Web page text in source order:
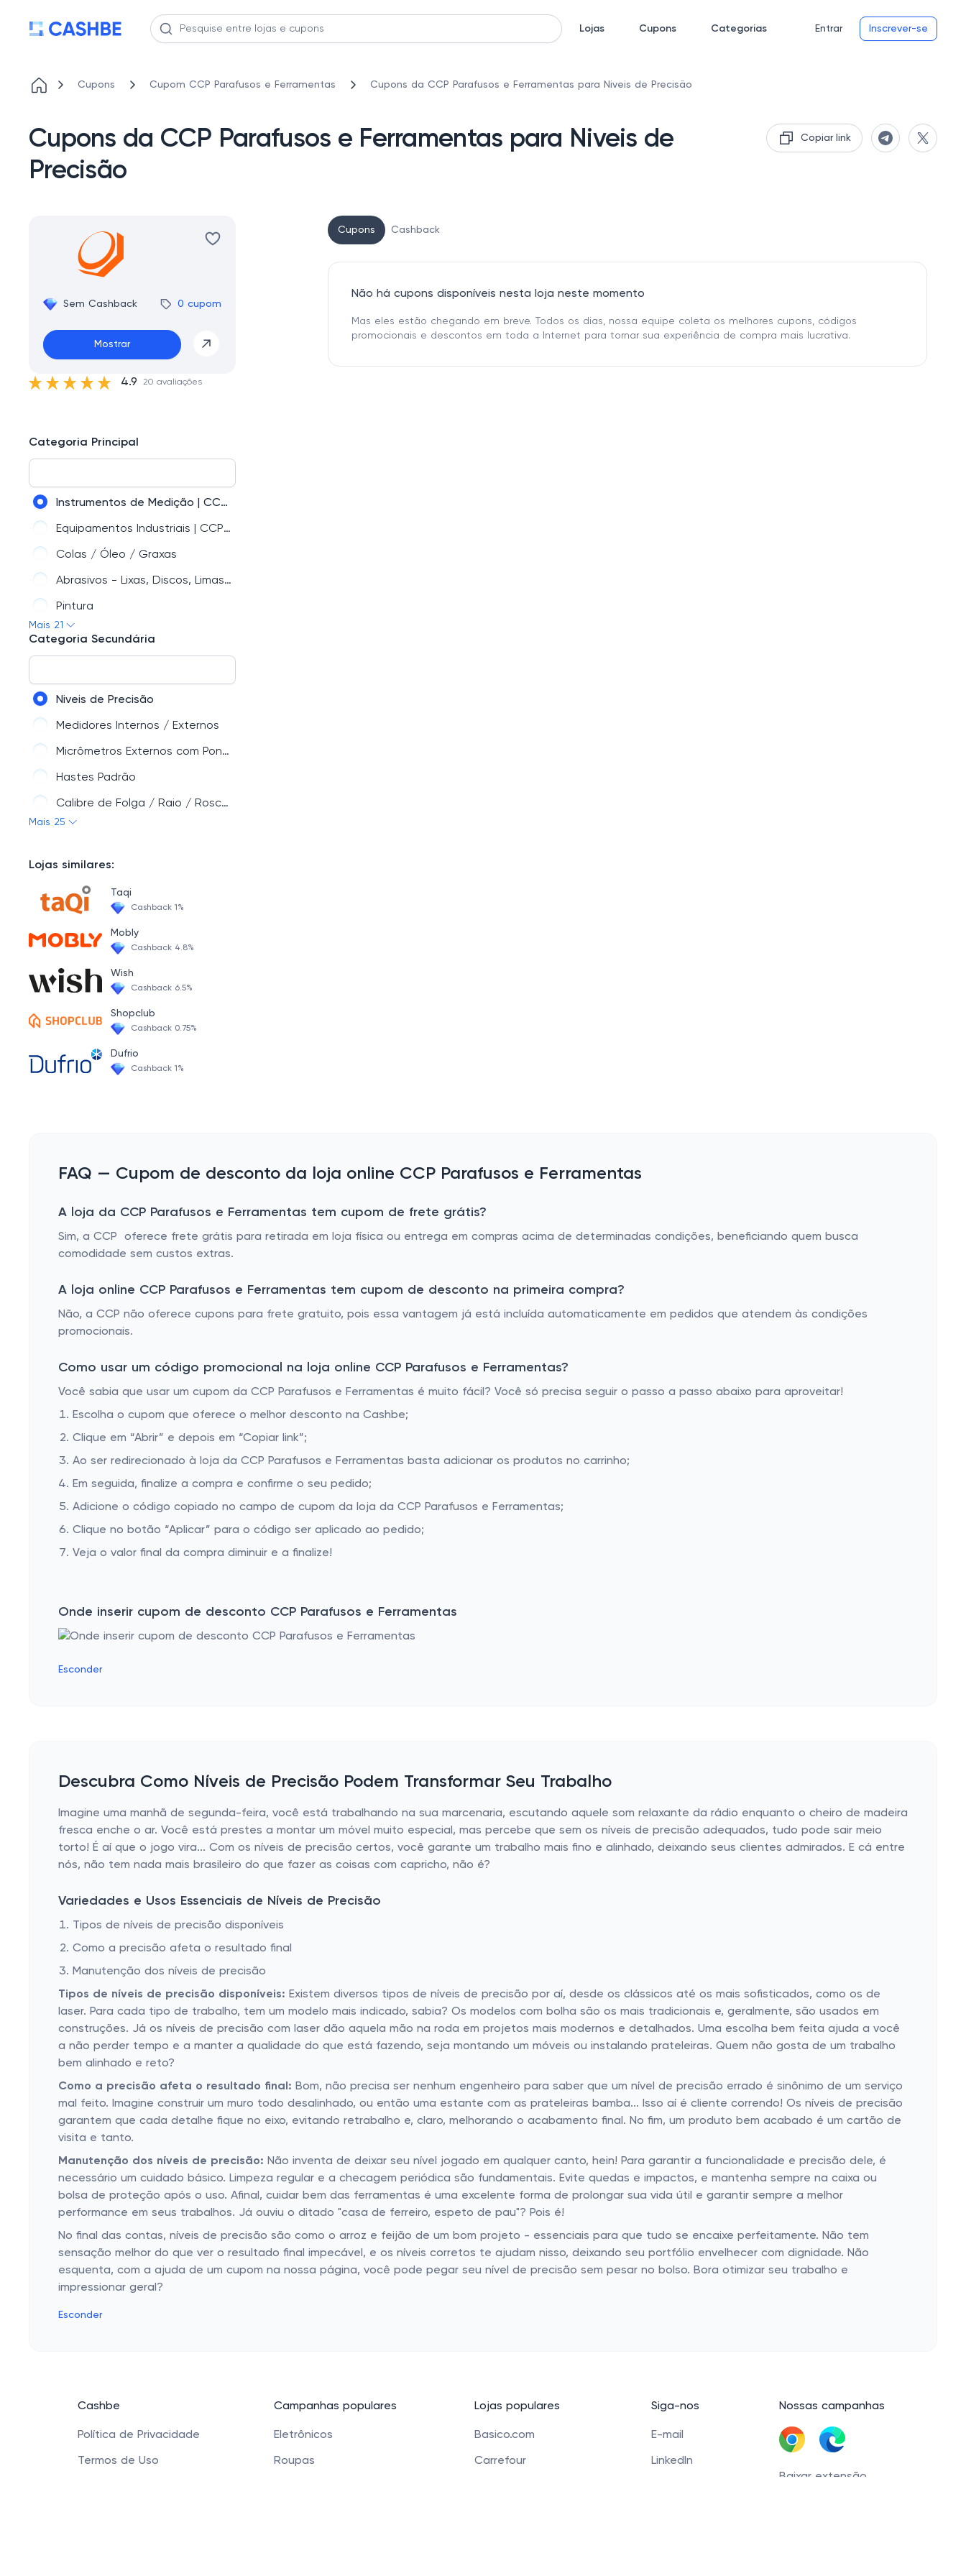
Lojas Cupons Categorias Entrar Inscrever-se
Cupons Cupom CCP Parafusos e Ferramentas Cupons da CCP Parafusos e Ferramentas para Niveis de Precisão
Cupons da CCP Parafusos e Ferramentas para Niveis de
Precisão
Copiar link
Sem Cashback 0 cupom
Mostrar
4.9 20 avaliações
Categoria Principal
Instrumentos de Medição | CCP Virtual
Equipamentos Industriais | CCP Virtual
Colas / Óleo / Graxas
Abrasivos - Lixas, Discos, Limas e mais| CCP Virtual
Pintura
Solda
Automotivos
Parafusos e Fixação | CCP Virtual
Ferramentas Pneumáticas
Ferramentas à Bateria
Mais 21
Categoria Secundária
Niveis de Precisão
Medidores Internos / Externos
Micrômetros Externos com Pontas Finas - Loja CCP Virtual
Hastes Padrão
Calibre de Folga / Raio / Rosca / Telescópico / Escantilhão
Suportes
Desempenos
Paquimetros
Relógios Apalpadores
Compassos
Micrômetros de Profundidade
Micrômetros Internos - Dois e Três contatos - Loja CCP Virtual
Mais 25
Lojas similares:
Taqi
Cashback 1%
Mobly
Cashback 4.8%
Wish
Cashback 6.5%
Shopclub
Cashback 0.75%
Dufrio
Cashback 1%
Cupons Cashback
Não há cupons disponíveis nesta loja neste momento
Mas eles estão chegando em breve. Todos os dias, nossa equipe coleta os melhores cupons, códigos
promocionais e descontos em toda a Internet para tornar sua experiência de compra mais lucrativa.
FAQ — Cupom de desconto da loja online CCP Parafusos e Ferramentas
A loja da CCP Parafusos e Ferramentas tem cupom de frete grátis?
Sim, a CCP oferece frete grátis para retirada em loja física ou entrega em compras acima de determinadas condições, beneficiando quem busca
comodidade sem custos extras.
A loja online CCP Parafusos e Ferramentas tem cupom de desconto na primeira compra?
Não, a CCP não oferece cupons para frete gratuito, pois essa vantagem já está incluída automaticamente em pedidos que atendem às condições
promocionais.
Como usar um código promocional na loja online CCP Parafusos e Ferramentas?
Você sabia que usar um cupom da CCP Parafusos e Ferramentas é muito fácil? Você só precisa seguir o passo a passo abaixo para aproveitar!
Escolha o cupom que oferece o melhor desconto na Cashbe;
Clique em “Abrir” e depois em “Copiar link”;
Ao ser redirecionado à loja da CCP Parafusos e Ferramentas basta adicionar os produtos no carrinho;
Em seguida, finalize a compra e confirme o seu pedido;
Adicione o código copiado no campo de cupom da loja da CCP Parafusos e Ferramentas;
Clique no botão “Aplicar” para o código ser aplicado ao pedido;
Veja o valor final da compra diminuir e a finalize!
Onde inserir cupom de desconto CCP Parafusos e Ferramentas
Esconder
Descubra Como Níveis de Precisão Podem Transformar Seu Trabalho
Imagine uma manhã de segunda-feira, você está trabalhando na sua marcenaria, escutando aquele som relaxante da rádio enquanto o cheiro de madeira
fresca enche o ar. Você está prestes a montar um móvel muito especial, mas percebe que sem os níveis de precisão adequados, tudo pode sair meio
torto! É aí que o jogo vira... Com os níveis de precisão certos, você garante um trabalho mais fino e alinhado, deixando seus clientes admirados. E cá entre
nós, não tem nada mais brasileiro do que fazer as coisas com capricho, não é?
Variedades e Usos Essenciais de Níveis de Precisão
Tipos de níveis de precisão disponíveis
Como a precisão afeta o resultado final
Manutenção dos níveis de precisão
Tipos de níveis de precisão disponíveis: Existem diversos tipos de níveis de precisão por aí, desde os clássicos até os mais sofisticados, como os de
laser. Para cada tipo de trabalho, tem um modelo mais indicado, sabia? Os modelos com bolha são os mais tradicionais e, geralmente, são usados em
construções. Já os níveis de precisão com laser dão aquela mão na roda em projetos mais modernos e detalhados. Uma escolha bem feita ajuda a você
a não perder tempo e a manter a qualidade do que está fazendo, seja montando um móveis ou instalando prateleiras. Quem não gosta de um trabalho
bem alinhado e reto?
Como a precisão afeta o resultado final: Bom, não precisa ser nenhum engenheiro para saber que um nível de precisão errado é sinônimo de um serviço
mal feito. Imagine construir um muro todo desalinhado, ou então uma estante com as prateleiras bamba... Isso aí é cliente correndo! Os níveis de precisão
garantem que cada detalhe fique no eixo, evitando retrabalho e, claro, melhorando o acabamento final. No fim, um produto bem acabado é um cartão de
visita e tanto.
Manutenção dos níveis de precisão: Não inventa de deixar seu nível jogado em qualquer canto, hein! Para garantir a funcionalidade e precisão dele, é
necessário um cuidado básico. Limpeza regular e a checagem periódica são fundamentais. Evite quedas e impactos, e mantenha sempre na caixa ou
bolsa de proteção após o uso. Afinal, cuidar bem das ferramentas é uma excelente forma de prolongar sua vida útil e garantir sempre a melhor
performance em seus trabalhos. Já ouviu o ditado "casa de ferreiro, espeto de pau"? Pois é!
No final das contas, níveis de precisão são como o arroz e feijão de um bom projeto - essenciais para que tudo se encaixe perfeitamente. Não tem
sensação melhor do que ver o resultado final impecável, e os níveis corretos te ajudam nisso, deixando seu portfólio envelhecer com dignidade. Não
esquenta, com a ajuda de um cupom na nossa página, você pode pegar seu nível de precisão sem pesar no bolso. Bora otimizar seu trabalho e
impressionar geral?
Esconder
Cashbe
Política de Privacidade
Termos de Uso
Campanhas populares
Eletrônicos
Roupas
Lojas populares
Basico.com
Carrefour
Siga-nos
E-mail
LinkedIn
Nossas campanhas
Baixar extensão